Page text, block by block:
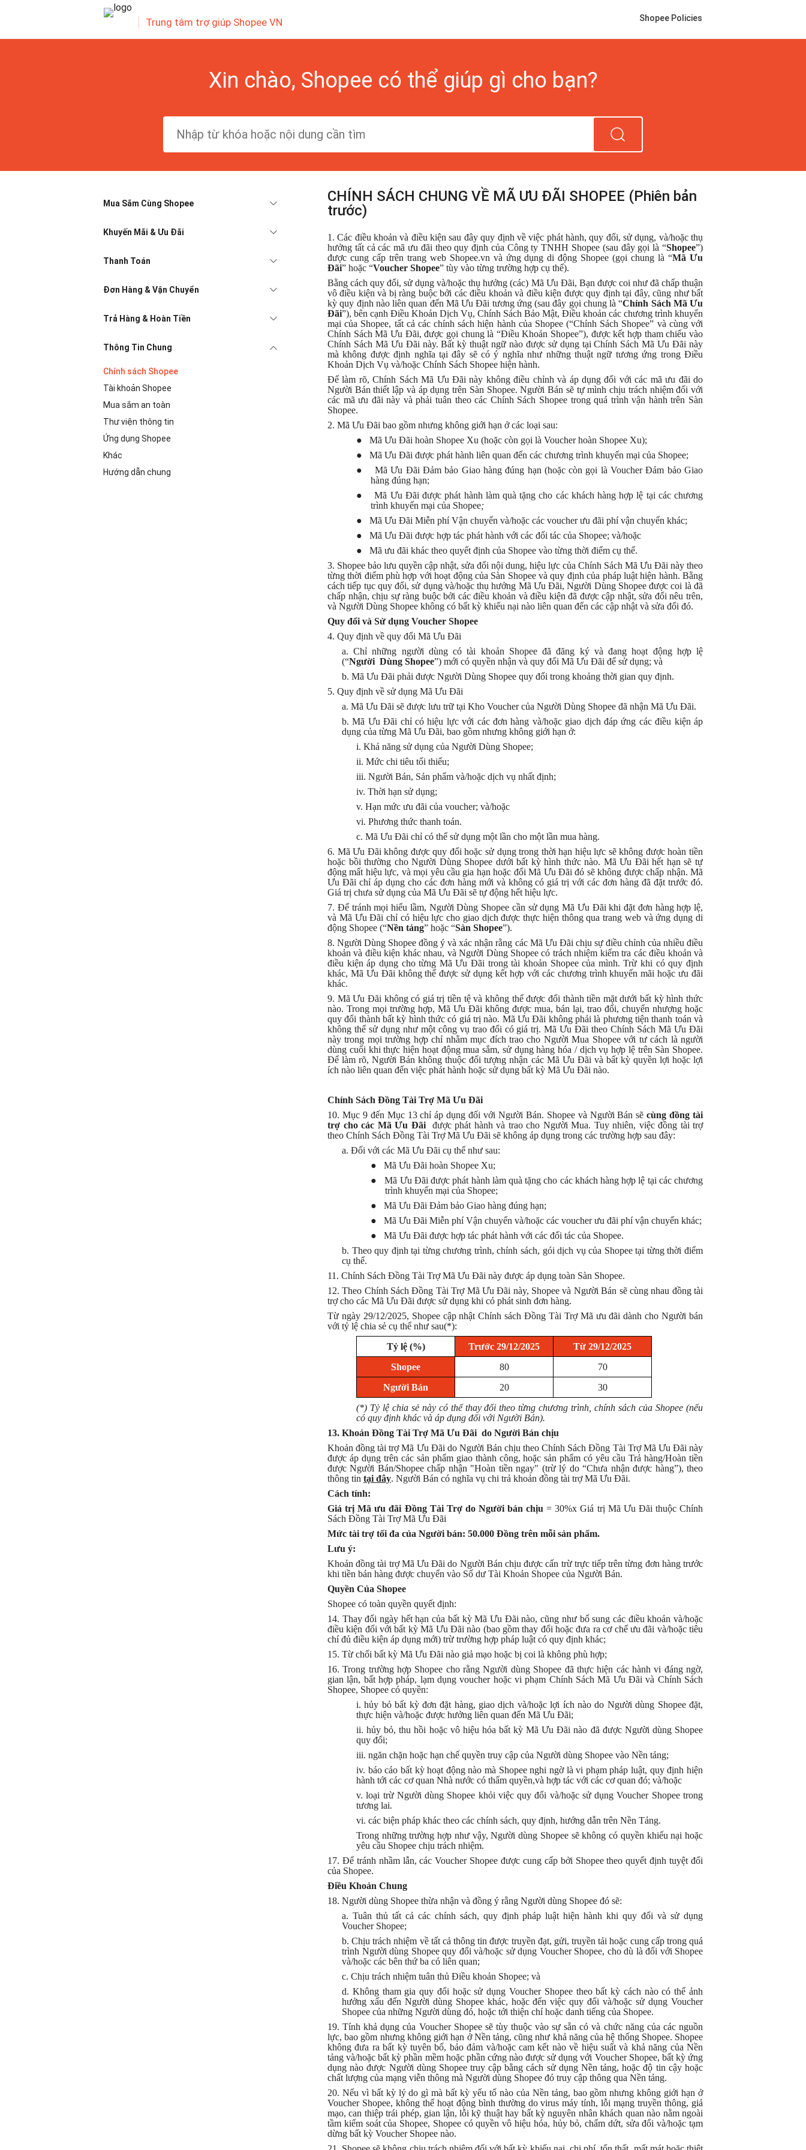
Trung tâm trợ giúp Shopee VN Shopee Policies
Xin chào, Shopee có thể giúp gì cho bạn?
Mua Sắm Cùng Shopee
Khuyến Mãi & Ưu Đãi
Thanh Toán
Đơn Hàng & Vận Chuyển
Trả Hàng & Hoàn Tiền
Thông Tin Chung
Chính sách Shopee
Tài khoản Shopee
Mua sắm an toàn
Thư viện thông tin
Ứng dụng Shopee
Khác
Hướng dẫn chung
CHÍNH SÁCH CHUNG VỀ MÃ ƯU ĐÃI SHOPEE (Phiên bản
trước)
1. Các điều khoản và điều kiện sau đây quy định về việc phát hành, quy đổi, sử dụng, và/hoặc thụ
hưởng tất cả các mã ưu đãi theo quy định của Công ty TNHH Shopee (sau đây gọi là “Shopee”)
được cung cấp trên trang web Shopee.vn và ứng dụng di động Shopee (gọi chung là “Mã Ưu
Đãi” hoặc “Voucher Shopee” tùy vào từng trường hợp cụ thể).
Bằng cách quy đổi, sử dụng và/hoặc thụ hưởng (các) Mã Ưu Đãi, Bạn được coi như đã chấp thuận
vô điều kiện và bị ràng buộc bởi các điều khoản và điều kiện được quy định tại đây, cũng như bất
kỳ quy định nào liên quan đến Mã Ưu Đãi tương ứng (sau đây gọi chung là “Chính Sách Mã Ưu
Đãi”), bên cạnh Điều Khoản Dịch Vụ, Chính Sách Bảo Mật, Điều khoản các chương trình khuyến
mại của Shopee, tất cả các chính sách hiện hành của Shopee (“Chính Sách Shopee” và cùng với
Chính Sách Mã Ưu Đãi, được gọi chung là “Điều Khoản Shopee”), được kết hợp tham chiếu vào
Chính Sách Mã Ưu Đãi này. Bất kỳ thuật ngữ nào được sử dụng tại Chính Sách Mã Ưu Đãi này
mà không được định nghĩa tại đây sẽ có ý nghĩa như những thuật ngữ tương ứng trong Điều
Khoản Dịch Vụ và/hoặc Chính Sách Shopee hiện hành.
Để làm rõ, Chính Sách Mã Ưu Đãi này không điều chỉnh và áp dụng đối với các mã ưu đãi do
Người Bán thiết lập và áp dụng trên Sàn Shopee. Người Bán sẽ tự mình chịu trách nhiệm đối với
các mã ưu đãi này và phải tuân theo các Chính Sách Shopee trong quá trình vận hành trên Sàn
Shopee.
2. Mã Ưu Đãi bao gồm nhưng không giới hạn ở các loại sau:
●
Mã Ưu Đãi hoàn Shopee Xu (hoặc còn gọi là Voucher hoàn Shopee Xu);
●
Mã Ưu Đãi được phát hành liên quan đến các chương trình khuyến mại của Shopee;
●
Mã Ưu Đãi Đảm bảo Giao hàng đúng hạn (hoặc còn gọi là Voucher Đảm bảo Giao
hàng đúng hạn;
●
Mã Ưu Đãi được phát hành làm quà tặng cho các khách hàng hợp lệ tại các chương
trình khuyến mại của Shopee;
●
Mã Ưu Đãi Miễn phí Vận chuyển và/hoặc các voucher ưu đãi phí vận chuyển khác;
●
Mã Ưu Đãi được hợp tác phát hành với các đối tác của Shopee; và/hoặc
●
Mã ưu đãi khác theo quyết định của Shopee vào từng thời điểm cụ thể.
3. Shopee bảo lưu quyền cập nhật, sửa đổi nội dung, hiệu lực của Chính Sách Mã Ưu Đãi này theo
từng thời điểm phù hợp với hoạt động của Sàn Shopee và quy định của pháp luật hiện hành. Bằng
cách tiếp tục quy đổi, sử dụng và/hoặc thụ hưởng Mã Ưu Đãi, Người Dùng Shopee được coi là đã
chấp nhận, chịu sự ràng buộc bởi các điều khoản và điều kiện đã được cập nhật, sửa đổi nêu trên,
và Người Dùng Shopee không có bất kỳ khiếu nại nào liên quan đến các cập nhật và sửa đổi đó.
Quy đổi và Sử dụng Voucher Shopee
4. Quy định về quy đổi Mã Ưu Đãi
a. Chỉ những người dùng có tài khoản Shopee đã đăng ký và đang hoạt động hợp lệ
(“Người Dùng Shopee”) mới có quyền nhận và quy đổi Mã Ưu Đãi để sử dụng; và
b. Mã Ưu Đãi phải được Người Dùng Shopee quy đổi trong khoảng thời gian quy định.
5. Quy định về sử dụng Mã Ưu Đãi
a. Mã Ưu Đãi sẽ được lưu trữ tại Kho Voucher của Người Dùng Shopee đã nhận Mã Ưu Đãi.
b. Mã Ưu Đãi chỉ có hiệu lực với các đơn hàng và/hoặc giao dịch đáp ứng các điều kiện áp
dụng của từng Mã Ưu Đãi, bao gồm nhưng không giới hạn ở:
i. Khả năng sử dụng của Người Dùng Shopee;
ii. Mức chi tiêu tối thiểu;
iii. Người Bán, Sản phẩm và/hoặc dịch vụ nhất định;
iv. Thời hạn sử dụng;
v. Hạn mức ưu đãi của voucher; và/hoặc
vi. Phương thức thanh toán.
c. Mã Ưu Đãi chỉ có thể sử dụng một lần cho một lần mua hàng.
6. Mã Ưu Đãi không được quy đổi hoặc sử dụng trong thời hạn hiệu lực sẽ không được hoàn tiền
hoặc bồi thường cho Người Dùng Shopee dưới bất kỳ hình thức nào. Mã Ưu Đãi hết hạn sẽ tự
động mất hiệu lực, và mọi yêu cầu gia hạn hoặc đổi Mã Ưu Đãi đó sẽ không được chấp nhận. Mã
Ưu Đãi chỉ áp dụng cho các đơn hàng mới và không có giá trị với các đơn hàng đã đặt trước đó.
Giá trị chưa sử dụng của Mã Ưu Đãi sẽ tự động hết hiệu lực.
7. Để tránh mọi hiểu lầm, Người Dùng Shopee cần sử dụng Mã Ưu Đãi khi đặt đơn hàng hợp lệ,
và Mã Ưu Đãi chỉ có hiệu lực cho giao dịch được thực hiện thông qua trang web và ứng dụng di
động Shopee (“Nền tảng” hoặc “Sàn Shopee”).
8. Người Dùng Shopee đồng ý và xác nhận rằng các Mã Ưu Đãi chịu sự điều chỉnh của nhiều điều
khoản và điều kiện khác nhau, và Người Dùng Shopee có trách nhiệm kiểm tra các điều khoản và
điều kiện áp dụng cho từng Mã Ưu Đãi trong tài khoản Shopee của mình. Trừ khi có quy định
khác, Mã Ưu Đãi không thể được sử dụng kết hợp với các chương trình khuyến mãi hoặc ưu đãi
khác.
9. Mã Ưu Đãi không có giá trị tiền tệ và không thể được đổi thành tiền mặt dưới bất kỳ hình thức
nào. Trong mọi trường hợp, Mã Ưu Đãi không được mua, bán lại, trao đổi, chuyển nhượng hoặc
quy đổi thành bất kỳ hình thức có giá trị nào. Mã Ưu Đãi không phải là phương tiện thanh toán và
không thể sử dụng như một công vụ trao đổi có giá trị. Mã Ưu Đãi theo Chính Sách Mã Ưu Đãi
này trong mọi trường hợp chỉ nhằm mục đích trao cho Người Mua Shopee với tư cách là người
dùng cuối khi thực hiện hoạt động mua sắm, sử dụng hàng hóa / dịch vụ hợp lệ trên Sàn Shopee.
Để làm rõ, Người Bán không thuộc đối tượng nhận các Mã Ưu Đãi và bất kỳ quyền lợi hoặc lợi
ích nào liên quan đến việc phát hành hoặc sử dụng bất kỳ Mã Ưu Đãi nào.
Chính Sách Đồng Tài Trợ Mã Ưu Đãi
10. Mục9 đến Mục 13 chỉ áp dụng đối với Người Bán. Shopee và Người Bán sẽcùng đồng tài
trợ cho các Mã Ưu Đãi
được phát hành và trao cho Người Mua. Tuy nhiên, việc đồng tài trợ
theo Chính Sách Đồng Tài Trợ Mã Ưu Đãi sẽ không áp dụng trong các trường hợp sau đây:
a. Đối với các Mã Ưu Đãi cụ thể như sau:
●
Mã Ưu Đãi hoàn Shopee Xu;
●
Mã Ưu Đãi được phát hành làm quà tặng cho các khách hàng hợp lệ tại các chương
trình khuyến mại của Shopee;
●
Mã Ưu Đãi Đảm bảo Giao hàng đúng hạn;
●
Mã Ưu Đãi Miễn phí Vận chuyển và/hoặc các voucher ưu đãi phí vận chuyển khác;
●
Mã Ưu Đãi được hợp tác phát hành với các đối tác của Shopee.
b. Theo quy định tại từng chương trình, chính sách, gói dịch vụ của Shopee tại từng thời điểm
cụ thể.
11. Chính Sách Đồng Tài Trợ Mã Ưu Đãi này được áp dụng toàn Sàn Shopee.
12. Theo Chính Sách Đồng Tài Trợ Mã Ưu Đãi này, Shopee và Người Bán sẽ cùng nhau đồng tài
trợ cho các Mã Ưu Đãi được sử dụng khi có phát sinh đơn hàng.
Từ ngày 29/12/2025, Shopee cập nhật Chính sách Đồng Tài Trợ Mã ưu đãi dành cho Người bán
với tỷ lệ chia sẻ cụ thể như sau(*):
Tỷ lệ (%)
Trước 29/12/2025
Từ 29/12/2025
Shopee
80
70
Người Bán
20
30
(*) Tỷ lệ chia sẻ này có thể thay đổi theo từng chương trình, chính sách của Shopee (nếu
có quy định khác và áp dụng đối với Người Bán).
13. Khoản Đồng Tài Trợ Mã Ưu Đãi do Người Bán chịu
Khoản đồng tài trợ Mã Ưu Đãi do Người Bán chịu theo Chính Sách Đồng Tài Trợ Mã Ưu Đãi này
được áp dụng trên các sản phẩm giao thành công, hoặc sản phẩm có yêu cầu Trả hàng/Hoàn tiền
được Người Bán/Shopee chấp nhận "Hoàn tiền ngay" (trừ lý do “Chưa nhận được hàng”), theo
thông tin tại đây. Người Bán có nghĩa vụ chi trả khoản đồng tài trợ Mã Ưu Đãi.
Cách tính:
Giá trị Mã ưu đãi Đồng Tài Trợ do Người bán chịu = 30%x Giá trị Mã Ưu Đãi thuộc Chính
Sách Đồng Tài Trợ Mã Ưu Đãi
Mức tài trợ tối đa của Người bán: 50.000 Đồng trên mỗi sản phẩm.
Lưu ý:
Khoản đồng tài trợ Mã Ưu Đãi do Người Bán chịu được cấn trừ trực tiếp trên từng đơn hàng trước
khi tiền bán hàng được chuyển vào Số dư Tài Khoản Shopee của Người Bán.
Quyền Của Shopee
Shopee có toàn quyền quyết định:
14. Thay đổi ngày hết hạn của bất kỳ Mã Ưu Đãi nào, cũng như bổ sung các điều khoản và/hoặc
điều kiện đối với bất kỳ Mã Ưu Đãi nào (bao gồm thay đổi hoặc đưa ra cơ chế ưu đãi và/hoặc tiêu
chí đủ điều kiện áp dụng mới) trừ trường hợp pháp luật có quy định khác;
15. Từ chối bất kỳ Mã Ưu Đãi nào giả mạo hoặc bị coi là không phù hợp;
16. Trong trường hợp Shopee cho rằng Người dùng Shopee đã thực hiện các hành vi đáng ngờ,
gian lận, bất hợp pháp, lạm dụng voucher hoặc vi phạm Chính Sách Mã Ưu Đãi và Chính Sách
Shopee, Shopee có quyền:
i. hủy bỏ bất kỳ đơn đặt hàng, giao dịch và/hoặc lợi ích nào do Người dùng Shopee đặt,
thực hiện và/hoặc được hưởng liên quan đến Mã Ưu Đãi;
ii. hủy bỏ, thu hồi hoặc vô hiệu hóa bất kỳ Mã Ưu Đãi nào đã được Người dùng Shopee
quy đổi;
iii. ngăn chặn hoặc hạn chế quyền truy cập của Người dùng Shopee vào Nền tảng;
iv. báo cáo bất kỳ hoạt động nào mà Shopee nghi ngờ là vi phạm pháp luật, quy định hiện
hành tới các cơ quan Nhà nước có thẩm quyền,và hợp tác với các cơ quan đó; và/hoặc
v. loại trừ Người dùng Shopee khỏi việc quy đổi và/hoặc sử dụng Voucher Shopee trong
tương lai.
vi. các biện pháp khác theo các chính sách, quy định, hướng dẫn trên Nền Tảng.
Trong những trường hợp như vậy, Người dùng Shopee sẽ không có quyền khiếu nại hoặc
yêu cầu Shopee chịu trách nhiệm.
17. Để tránh nhầm lẫn, các Voucher Shopee được cung cấp bởi Shopee theo quyết định tuyệt đối
của Shopee.
Điều Khoản Chung
18. Người dùng Shopee thừa nhận và đồng ý rằng Người dùng Shopee đó sẽ:
a. Tuân thủ tất cả các chính sách, quy định pháp luật hiện hành khi quy đổi và sử dụng
Voucher Shopee;
b. Chịu trách nhiệm về tất cả thông tin được truyền đạt, gửi, truyền tải hoặc cung cấp trong quá
trình Người dùng Shopee quy đổi và/hoặc sử dụng Voucher Shopee, cho dù là đối với Shopee
và/hoặc các bên thứ ba có liên quan;
c. Chịu trách nhiệm tuân thủ Điều khoản Shopee; và
d. Không tham gia quy đổi hoặc sử dụng Voucher Shopee theo bất kỳ cách nào có thể ảnh
hưởng xấu đến Người dùng Shopee khác, hoặc đến việc quy đổi và/hoặc sử dụng Voucher
Shopee của những Người dùng đó, hoặc tới thiện chí hoặc danh tiếng của Shopee.
19. Tính khả dụng của Voucher Shopee sẽ tùy thuộc vào sự sẵn có và chức năng của các nguồn
lực, bao gồm nhưng không giới hạn ở Nền tảng, cũng như khả năng của hệ thống Shopee. Shopee
không đưa ra bất kỳ tuyên bố, bảo đảm và/hoặc cam kết nào về hiệu suất và khả năng của Nền
tảng và/hoặc bất kỳ phần mềm hoặc phần cứng nào được sử dụng với Voucher Shopee, bất kỳ ứng
dụng nào được Người dùng Shopee truy cập bằng cách sử dụng Nền tảng, hoặc độ tin cậy hoặc
chất lượng của mạng viễn thông mà Người dùng Shopee đó truy cập thông qua Nền tảng.
20. Nếu vì bất kỳ lý do gì mà bất kỳ yếu tố nào của Nền tảng, bao gồm nhưng không giới hạn ở
Voucher Shopee, không thể hoạt động bình thường do virus máy tính, lỗi mạng truyền thông, giả
mạo, can thiệp trái phép, gian lận, lỗi kỹ thuật hay bất kỳ nguyên nhân khách quan nào nằm ngoài
tầm kiểm soát của Shopee, Shopee có quyền vô hiệu hóa, hủy bỏ, chấm dứt, sửa đổi và/hoặc tạm
dừng bất kỳ Voucher Shopee nào.